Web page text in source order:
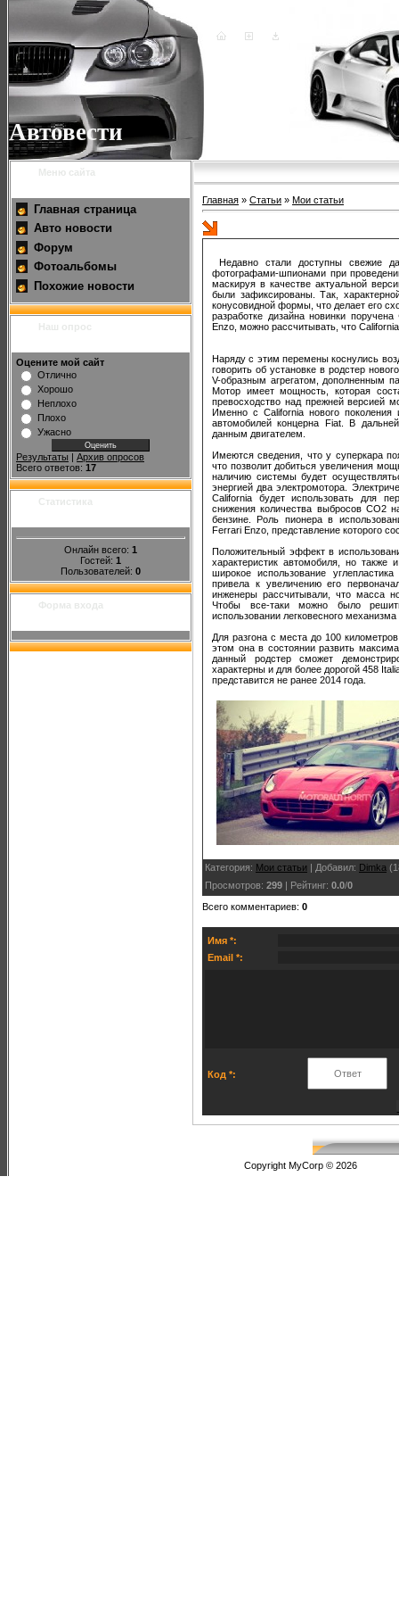
Автовести
Меню сайта
Главная страница
Авто новости
Форум
Фотоальбомы
Похожие новости
Наш опрос
Оцените мой сайт
Отлично
Хорошо
Неплохо
Плохо
Ужасно
Результаты | Архив опросов
Всего ответов: 17
Статистика
Онлайн всего: 1
Гостей: 1
Пользователей: 0
Форма входа
Главная » Статьи » Мои статьи
Недавно стали доступны свежие
фотографами-шпионами при
маскируя в качестве актуальной
были зафиксированы. Так,
конусовидной формы, что делает его
разработке дизайна новинки
Enzo, можно рассчитывать, что
Наряду с этим перемены коснулись
говорить об установке в родстер
V-образным агрегатом, дополненным
Мотор имеет мощность, которая
превосходство над прежней версией
Именно с California нового поколения
автомобилей концерна Fiat. В
данным двигателем.
Имеются сведения, что у суперкара
что позволит добиться увеличения
наличию системы будет
энергией два электромотора.
California будет использовать для
снижения количества выбросов СО2
бензине. Роль пионера в
Ferrari Enzo, представление которого
Положительный эффект в
характеристик автомобиля, но также
широкое использование
привела к увеличению его
инженеры рассчитывали, что масса
Чтобы все-таки можно было
использовании легковесного
Для разгона с места до 100
этом она в состоянии развить
данный родстер сможет
характерны и для более дорогой 458
представится не ранее 2014 года.
Категория: Мои статьи | Добавил: Dimka
Просмотров: 299 | Рейтинг: 0.0/0
Всего комментариев: 0
Имя *:
Email *:
Код *:
Copyright MyCorp © 2026